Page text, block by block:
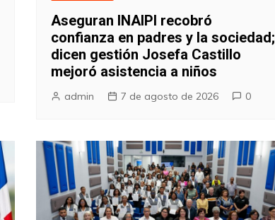
Aseguran INAIPI recobró
confianza en padres y la sociedad;
dicen gestión Josefa Castillo
mejoró asistencia a niños
admin 7 de agosto de 2026 0